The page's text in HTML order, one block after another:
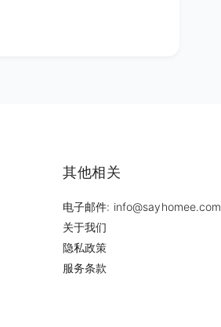
其他相关
电子邮件: info@sayhomee.com
关于我们
隐私政策
服务条款